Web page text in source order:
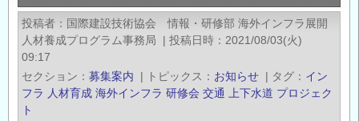
投稿者
国際建設技術協会 情報・研修部 海外インフラ展開
人材養成プログラム事務局
| 投稿日時
2021/08/03(火)
09:17
セクション
募集案内 | トピックス お知らせ | タグ
イン
フラ 人材育成 海外インフラ 研修会 交通 上下水道 プロジェク
ト